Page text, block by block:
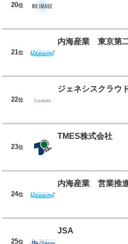
20位
21位
内海産業 東京第
22位
ジェネシスクラウ
23位
TMES株式会社
24位
内海産業 営業推
25位
JSA